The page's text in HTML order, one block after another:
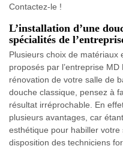
Contactez-le !
L’installation d’une
spécialités de
Plusieurs choix de matériaux
proposés par l’entreprise
rénovation de votre salle de
douche classique, pensez à
résultat irréprochable. En
plusieurs avantages, car
esthétique pour habiller
disposition des techniciens